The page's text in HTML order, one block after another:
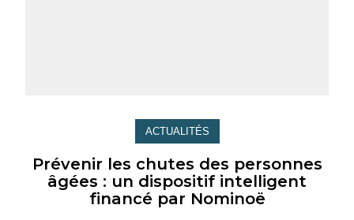
ACTUALITÉS
Prévenir les chutes des personnes
âgées : un dispositif intelligent
financé par Nominoë